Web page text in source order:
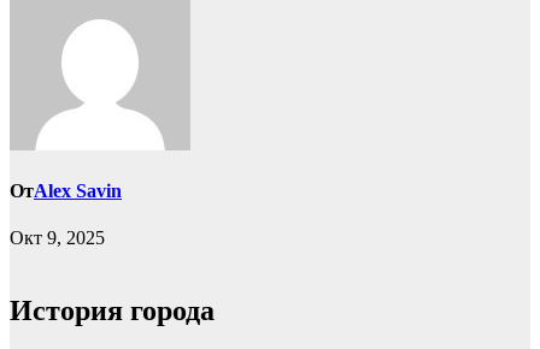
ОтAlex Savin
Окт 9, 2025
История города